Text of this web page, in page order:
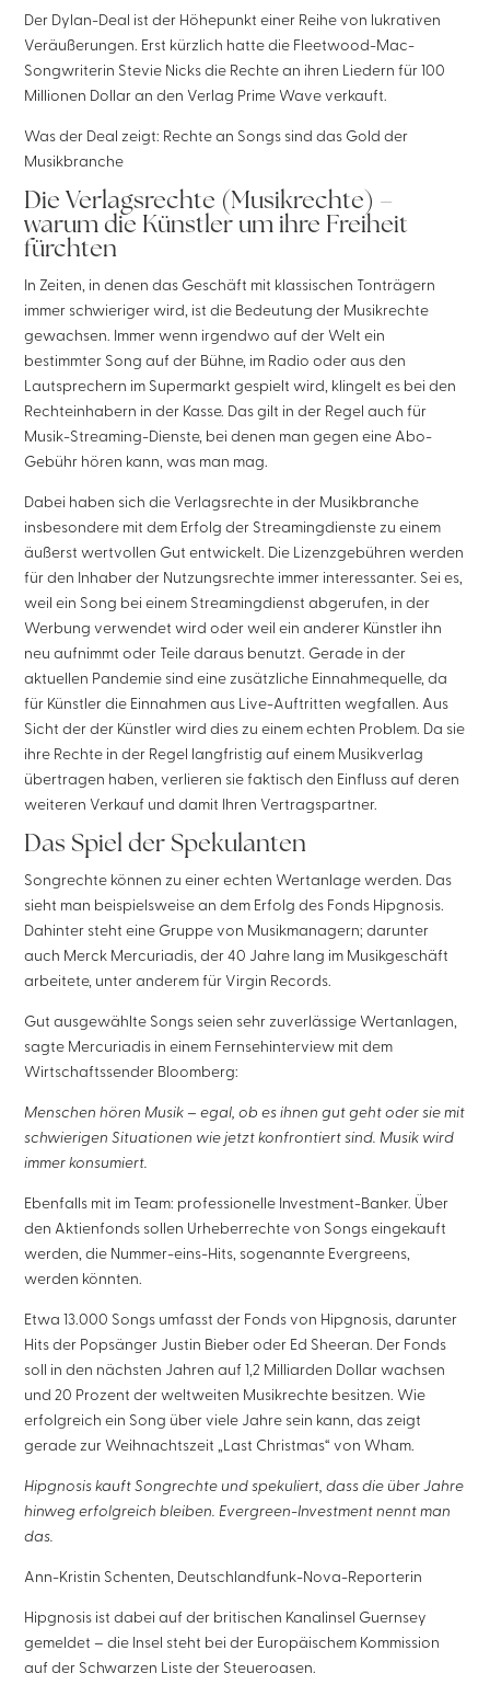
Der Dylan-Deal ist der Höhepunkt einer Reihe von lukrativen
Veräußerungen. Erst kürzlich hatte die Fleetwood-Mac-
Songwriterin Stevie Nicks die Rechte an ihren Liedern für 100
Millionen Dollar an den Verlag Prime Wave verkauft.
Was der Deal zeigt: Rechte an Songs sind das Gold der
Musikbranche
Die Verlagsrechte (Musikrechte) –
warum die Künstler um ihre Freiheit
fürchten
In Zeiten, in denen das Geschäft mit klassischen Tonträgern
immer schwieriger wird, ist die Bedeutung der Musikrechte
gewachsen. Immer wenn irgendwo auf der Welt ein
bestimmter Song auf der Bühne, im Radio oder aus den
Lautsprechern im Supermarkt gespielt wird, klingelt es bei den
Rechteinhabern in der Kasse. Das gilt in der Regel auch für
Musik-Streaming-Dienste, bei denen man gegen eine Abo-
Gebühr hören kann, was man mag.
Dabei haben sich die Verlagsrechte in der Musikbranche
insbesondere mit dem Erfolg der Streamingdienste zu einem
äußerst wertvollen Gut entwickelt. Die Lizenzgebühren werden
für den Inhaber der Nutzungsrechte immer interessanter. Sei es,
weil ein Song bei einem Streamingdienst abgerufen, in der
Werbung verwendet wird oder weil ein anderer Künstler ihn
neu aufnimmt oder Teile daraus benutzt. Gerade in der
aktuellen Pandemie sind eine zusätzliche Einnahmequelle, da
für Künstler die Einnahmen aus Live-Auftritten wegfallen. Aus
Sicht der der Künstler wird dies zu einem echten Problem. Da sie
ihre Rechte in der Regel langfristig auf einem Musikverlag
übertragen haben, verlieren sie faktisch den Einfluss auf deren
weiteren Verkauf und damit Ihren Vertragspartner.
Das Spiel der Spekulanten
Songrechte können zu einer echten Wertanlage werden. Das
sieht man beispielsweise an dem Erfolg des Fonds Hipgnosis.
Dahinter steht eine Gruppe von Musikmanagern; darunter
auch Merck Mercuriadis, der 40 Jahre lang im Musikgeschäft
arbeitete, unter anderem für Virgin Records.
Gut ausgewählte Songs seien sehr zuverlässige Wertanlagen,
sagte Mercuriadis in einem Fernsehinterview mit dem
Wirtschaftssender Bloomberg:
Menschen hören Musik – egal, ob es ihnen gut geht oder sie mit
schwierigen Situationen wie jetzt konfrontiert sind. Musik wird
immer konsumiert.
Ebenfalls mit im Team: professionelle Investment-Banker. Über
den Aktienfonds sollen Urheberrechte von Songs eingekauft
werden, die Nummer-eins-Hits, sogenannte Evergreens,
werden könnten.
Etwa 13.000 Songs umfasst der Fonds von Hipgnosis, darunter
Hits der Popsänger Justin Bieber oder Ed Sheeran. Der Fonds
soll in den nächsten Jahren auf 1,2 Milliarden Dollar wachsen
und 20 Prozent der weltweiten Musikrechte besitzen. Wie
erfolgreich ein Song über viele Jahre sein kann, das zeigt
gerade zur Weihnachtszeit „Last Christmas“ von Wham.
Hipgnosis kauft Songrechte und spekuliert, dass die über Jahre
hinweg erfolgreich bleiben. Evergreen-Investment nennt man
das.
Ann-Kristin Schenten, Deutschlandfunk-Nova-Reporterin
Hipgnosis ist dabei auf der britischen Kanalinsel Guernsey
gemeldet – die Insel steht bei der Europäischem Kommission
auf der Schwarzen Liste der Steueroasen.